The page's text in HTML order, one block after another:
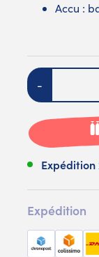
Accu :
Quantité
-
Expédition